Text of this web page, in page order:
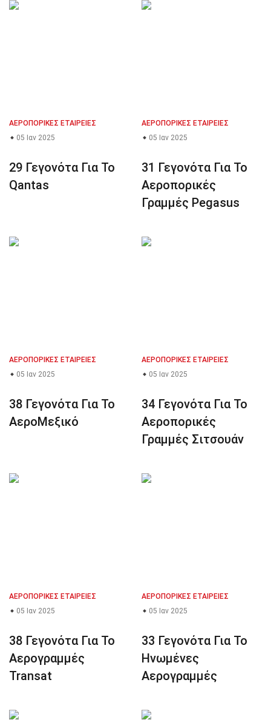
ΑΕΡΟΠΟΡΙΚΈΣ ΕΤΑΙΡΕΊΕΣ
05 Ιαν 2025
29 Γεγονότα Για Το
Qantas
ΑΕΡΟΠΟΡΙΚΈΣ ΕΤΑΙΡΕΊΕΣ
05 Ιαν 2025
31 Γεγονότα Για Το
Αεροπορικές
Γραμμές Pegasus
ΑΕΡΟΠΟΡΙΚΈΣ ΕΤΑΙΡΕΊΕΣ
05 Ιαν 2025
38 Γεγονότα Για Το
ΑεροΜεξικό
ΑΕΡΟΠΟΡΙΚΈΣ ΕΤΑΙΡΕΊΕΣ
05 Ιαν 2025
34 Γεγονότα Για Το
Αεροπορικές
Γραμμές Σιτσουάν
ΑΕΡΟΠΟΡΙΚΈΣ ΕΤΑΙΡΕΊΕΣ
05 Ιαν 2025
38 Γεγονότα Για Το
Αερογραμμές
Transat
ΑΕΡΟΠΟΡΙΚΈΣ ΕΤΑΙΡΕΊΕΣ
05 Ιαν 2025
33 Γεγονότα Για Το
Ηνωμένες
Αερογραμμές